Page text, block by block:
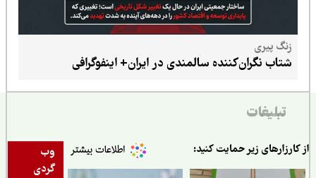
زنگ پیری
شتاب نگران‌کننده سالمندی در ایران+ اینفوگرافی
تبلیغات
وب
گردی
زیر حمایت کنید: